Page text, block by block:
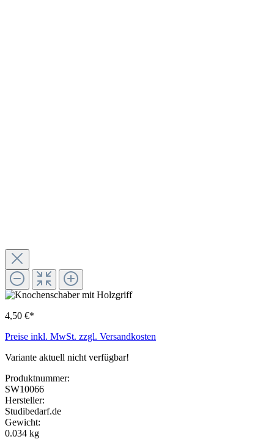
4,50 €*
Preise inkl. MwSt. zzgl. Versandkosten
Variante aktuell nicht verfügbar!
Produktnummer:
SW10066
Hersteller:
Studibedarf.de
Gewicht:
0.034 kg